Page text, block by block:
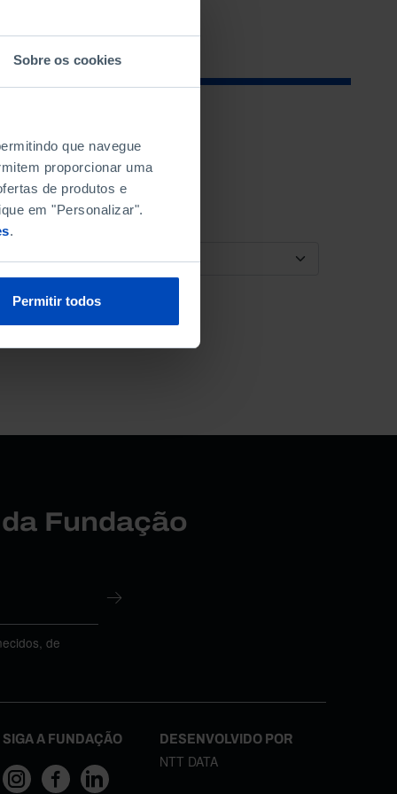
Sobre os cookies
que navegue
proporcionar uma
de produtos e
em "Personalizar".
.
Permitir todos
ORDENAR POR
Fundação
de
SIGA A FUNDAÇÃO DESENVOLVIDO POR
NTT DATA